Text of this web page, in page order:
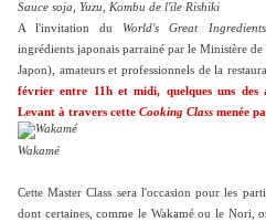
Sauce soja, Yuzu, Kombu de l'ïle Rishiki
A l'invitation du World's Great
ingrédients japonais parrainé par le Ministère
Japon), amateurs et professionnels de la
février entre 11h et midi, quelques uns
Levant à travers cette Cooking Class menée
Wakamé
Cette Master Class sera l'occasion pour les
dont certaines, comme le Wakamé ou le Nori,